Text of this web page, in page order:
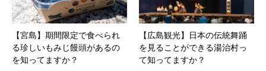
【宮島】期間限定で食べられ
る珍しいもみじ饅頭があるの
を知ってますか？
【広島観光】日本の伝統舞踊
を見ることができる湯治村っ
て知ってますか？